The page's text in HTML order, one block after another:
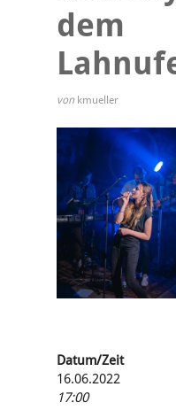
dem
von kmueller
Datum/Zeit
16.06.2022
17:00